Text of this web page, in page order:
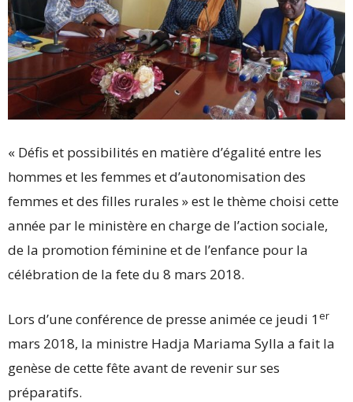
« Défis et possibilités en matière d’égalité entre les
hommes et les femmes et d’autonomisation des
femmes et des filles rurales » est le thème choisi cette
année par le ministère en charge de l’action sociale,
de la promotion féminine et de l’enfance pour la
célébration de la fete du 8 mars 2018.
Lors d’une conférence de presse animée ce jeudi 1 er
mars 2018, la ministre Hadja Mariama Sylla a fait la
genèse de cette fête avant de revenir sur ses
préparatifs.